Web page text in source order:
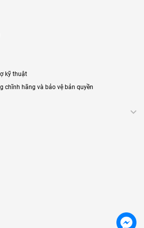
kỹ thuật
chĩnh hãng và bảo vệ bản quyền